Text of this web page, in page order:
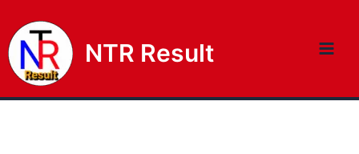
NTR Result